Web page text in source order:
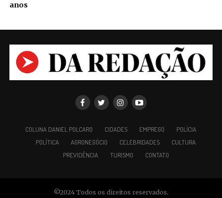
anos
COLUNA DANIEL POLCARO CIDADES EMPREGO
POLÍCIA
POLÍTICA
AGRONEGÓCIO CELEBRIDADES
CULTURA
PREVIDÊNCIA
TURISMO CONTATO
©2024 Todos os direitos reservados.